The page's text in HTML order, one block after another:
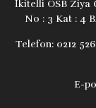
İkitelli OSB Ziya
No : 3 Kat : 4
Telefon:0212 526
E-